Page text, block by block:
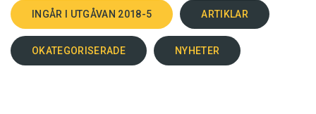
INGÅR I UTGÅVAN 2018-5 ARTIKLAR
OKATEGORISERADE NYHETER